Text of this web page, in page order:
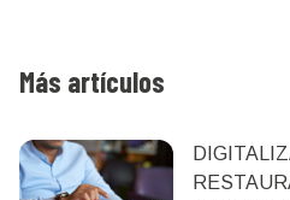
Más artículos